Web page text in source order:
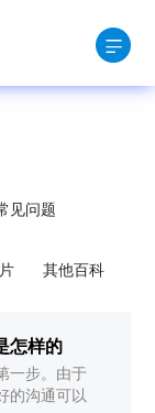
见问题
其他百科
怎样的
一步。由于
的沟通可以